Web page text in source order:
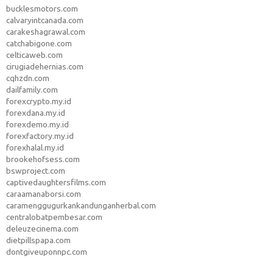
bucklesmotors.com
calvaryintcanada.com
carakeshagrawal.com
catchabigone.com
celticaweb.com
cirugiadehernias.com
cqhzdn.com
dailfamily.com
forexcrypto.my.id
forexdana.my.id
forexdemo.my.id
forexfactory.my.id
forexhalal.my.id
brookehofsess.com
bswproject.com
captivedaughtersfilms.com
caraamanaborsi.com
caramenggugurkankandunganherbal.com
centralobatpembesar.com
deleuzecinema.com
dietpillspapa.com
dontgiveuponnpc.com